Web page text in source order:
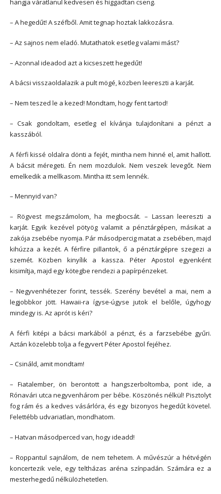
hangja váratlanul kedvesen és higgadtan cseng.
– A hegedűt! A széfből. Amit tegnap hoztak lakkozásra.
– Az sajnos nem eladó. Mutathatok esetleg valami mást?
– Azonnal ideadod azt a kicseszett hegedűt!
A bácsi visszaoldalazik a pult mögé, közben leereszti a karját.
– Nem teszed le a kezed! Mondtam, hogy fent tartod!
– Csak gondoltam, esetleg el kívánja tulajdonítani a pénzt a
kasszából.
A férfi kissé oldalra dönti a fejét, mintha nem hinné el, amit hallott.
A bácsit méregeti. Én nem mozdulok. Nem veszek levegőt. Nem
emelkedik a mellkasom. Mintha itt sem lennék.
– Mennyid van?
– Rögvest megszámolom, ha megbocsát. – Lassan leereszti a
karját. Egyik kezével pötyög valamit a pénztárgépen, másikat a
zakója zsebébe nyomja. Pár másodpercig matat a zsebében, majd
kihúzza a kezét. A férfire pillantok, ő a pénztárgépre szegezi a
szemét. Közben kinyílik a kassza. Péter Apostol egyenként
kisimítja, majd egy kötegbe rendezi a papírpénzeket.
– Negyvenhétezer forint, tessék. Szerény bevétel a mai, nem a
legjobbkor jött. Hawaii-ra ígyse-úgyse jutok el belőle, úgyhogy
mindegy is. Az aprót is kéri?
A férfi kitépi a bácsi markából a pénzt, és a farzsebébe gyűri.
Aztán közelebb tolja a fegyvert Péter Apostol fejéhez.
– Csináld, amit mondtam!
– Fiatalember, ön berontott a hangszerboltomba, pont ide, a
Rónavári utca negyvenhárom per bébe. Köszönés nélkül! Pisztolyt
fog rám és a kedves vásárlóra, és egy bizonyos hegedűt követel.
Felettébb udvariatlan, mondhatom.
– Hatvan másodperced van, hogy ideadd!
– Roppantul sajnálom, de nem tehetem. A művészúr a hétvégén
koncertezik vele, egy teltházas aréna színpadán. Számára ez a
mesterhegedű nélkülözhetetlen.